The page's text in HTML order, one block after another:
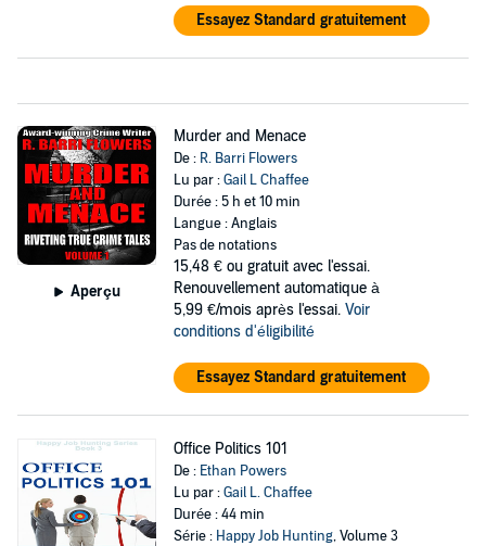
Essayez Standard gratuitement
Aperçu
Murder and Menace
De : R. Barri Flowers
Lu par :Gail L Chaffee
Durée : 5 h et 10 min
Langue : Anglais
Pas de notations
15,48 € ou gratuit avec l'essai.
Renouvellement automatique à
5,99 €/mois après l'essai. Voir
conditions d'éligibilité
Essayez Standard gratuitement
Office Politics 101
De : Ethan Powers
Lu par :Gail L. Chaffee
Durée : 44 min
Série : Happy Job Hunting, Volume 3